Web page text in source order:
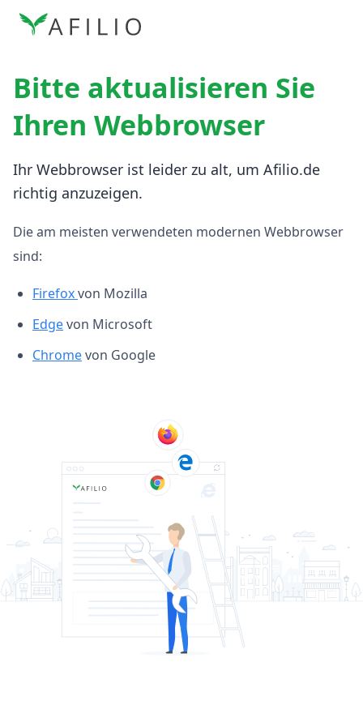
Bitte aktualisieren Sie
Ihren Webbrowser
Ihr Webbrowser ist leider zu alt, um Afilio.de
richtig anzuzeigen.
Die am meisten verwendeten modernen Webbrowser
sind:
Firefoxvon Mozilla
Edgevon Microsoft
Chromevon Google